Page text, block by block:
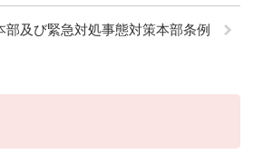
部及び緊急対処事態対策本部条例